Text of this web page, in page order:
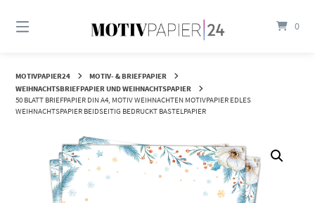
zum
0
MOTIVPAPIER24
MOTIV- & BRIEFPAPIER
WEIHNACHTSBRIEFPAPIER UND WEIHNACHTSPAPIER
50 BLATT BRIEFPAPIER DIN A4, MOTIV WEIHNACHTEN MOTIVPAPIER EDLES
WEIHNACHTSPAPIER BEIDSEITIG BEDRUCKT BASTELPAPIER